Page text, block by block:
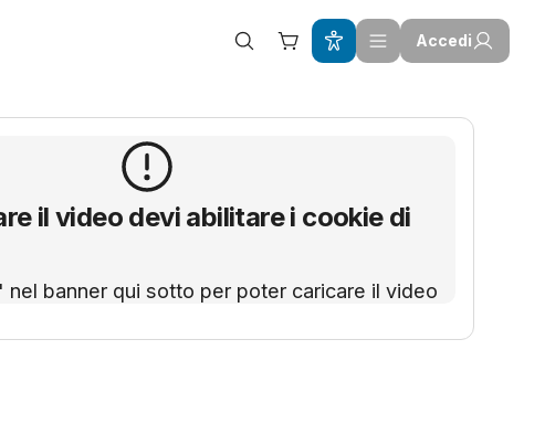
Accedi
il video devi abilitare i cookie di
banner qui sotto per poter caricare il video